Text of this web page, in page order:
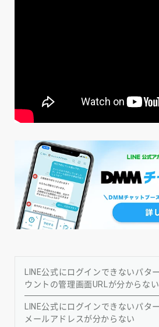
LINE公式にログインできないパタ
ウントの管理画面URLが分からない
LINE公式にログインできないパタ
メールアドレスが分からない